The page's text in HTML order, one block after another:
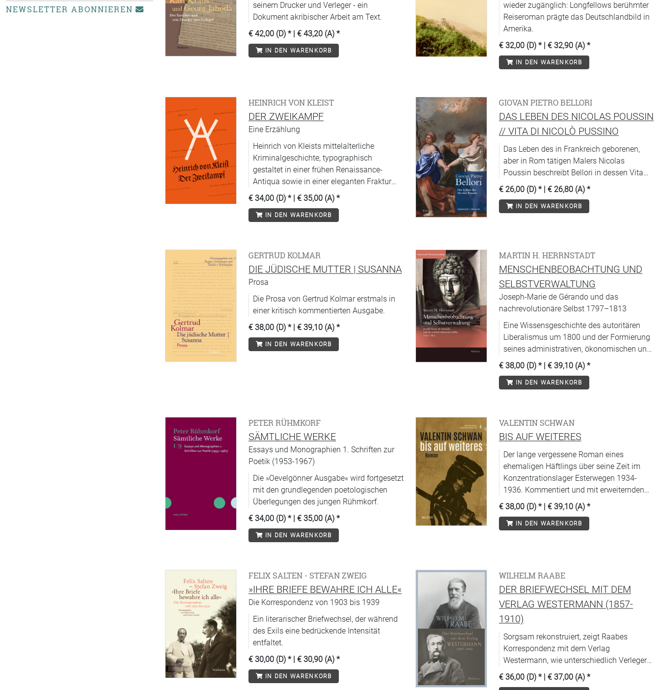
NEWSLETTER ABONNIEREN
seinem Drucker und Verleger - ein
Dokument akribischer Arbeit am Text.
€ 42,00 (D) * | € 43,20 (A) *
IN DEN WARENKORB
wieder zugänglich: Longfellows berühmter
Reiseroman prägte das Deutschlandbild in
Amerika.
€ 32,00 (D) * | € 32,90 (A) *
IN DEN WARENKORB
HEINRICH VON KLEIST
DER ZWEIKAMPF
Eine Erzählung
Heinrich von Kleists mittelalterliche
Kriminalgeschichte, typographisch
gestaltet in einer frühen Renaissance-
Antiqua sowie in einer eleganten Fraktur
von Klaus Detjen.
€ 34,00 (D) * | € 35,00 (A) *
IN DEN WARENKORB
GIOVAN PIETRO BELLORI
DAS LEBEN DES NICOLAS POUSSIN
// VITA DI NICOLÒ PUSSINO
Das Leben des in Frankreich geborenen,
aber in Rom tätigen Malers Nicolas
Poussin beschreibt Bellori in dessen Vita
als produktives Spannungsfeld
unterschiedlichster Pole.
€ 26,00 (D) * | € 26,80 (A) *
IN DEN WARENKORB
GERTRUD KOLMAR
DIE JÜDISCHE MUTTER | SUSANNA
Prosa
Die Prosa von Gertrud Kolmar erstmals in
einer kritisch kommentierten Ausgabe.
€ 38,00 (D) * | € 39,10 (A) *
IN DEN WARENKORB
MARTIN H. HERRNSTADT
MENSCHENBEOBACHTUNG UND
SELBSTVERWALTUNG
Joseph-Marie de Gérando und das
nachrevolutionäre Selbst 1797–1813
Eine Wissensgeschichte des autoritären
Liberalismus um 1800 und der Formierung
seines administrativen, ökonomischen und
moralischen Subjekts.
€ 38,00 (D) * | € 39,10 (A) *
IN DEN WARENKORB
PETER RÜHMKORF
SÄMTLICHE WERKE
Essays und Monographien 1. Schriften zur
Poetik (1953-1967)
Die »Oevelgönner Ausgabe« wird fortgesetzt
mit den grundlegenden poetologischen
Überlegungen des jungen Rühmkorf.
€ 34,00 (D) * | € 35,00 (A) *
IN DEN WARENKORB
VALENTIN SCHWAN
BIS AUF WEITERES
Der lange vergessene Roman eines
ehemaligen Häftlings über seine Zeit im
Konzentrationslager Esterwegen 1934-
1936. Kommentiert und mit erweiternden
Texten neu herausgegeben.
€ 38,00 (D) * | € 39,10 (A) *
IN DEN WARENKORB
FELIX SALTEN - STEFAN ZWEIG
»IHRE BRIEFE BEWAHRE ICH ALLE«
Die Korrespondenz von 1903 bis 1939
Ein literarischer Briefwechsel, der während
des Exils eine bedrückende Intensität
entfaltet.
€ 30,00 (D) * | € 30,90 (A) *
IN DEN WARENKORB
WILHELM RAABE
DER BRIEFWECHSEL MIT DEM
VERLAG WESTERMANN (1857-
1910)
Sorgsam rekonstruiert, zeigt Raabes
Korrespondenz mit dem Verlag
Westermann, wie unterschiedlich Verleger
und Redakteure mit dem auf seine
literarische Autonomie bedachten Dichter
€ 36,00 (D) * | € 37,00 (A) *